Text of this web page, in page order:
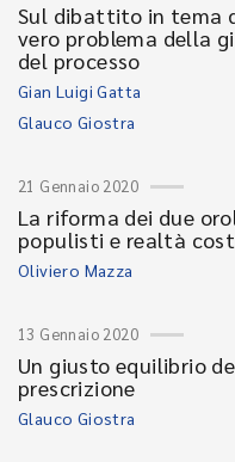
Sul dibattito in tema
vero problema della
del processo
Gian Luigi Gatta
Glauco Giostra
21 Gennaio 2020
La riforma dei due
populisti e realtà
Oliviero Mazza
13 Gennaio 2020
Un giusto equilibrio
prescrizione
Glauco Giostra